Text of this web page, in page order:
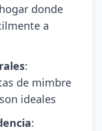
donde
a
:
de mimbre
ideales
: